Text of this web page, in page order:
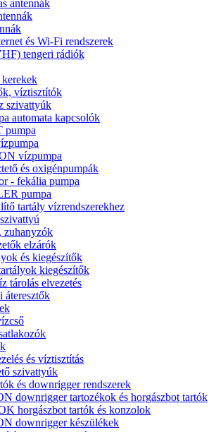
antennák
és Wi-Fi rendszerek
tengeri rádiók
víztisztítók
szivattyúk
automata kapcsolók
pumpa
vízpumpa
és oxigénpumpák
- fekália pumpa
pumpa
tartály vízrendszerekhez
zuhanyzók
elzárók
és kiegészítők
kiegészítők
tárolás elvezetés
áteresztők
és víztisztítás
szivattyúk
és downrigger rendszerek
downrigger tartozékok és horgászbot tartók
horgászbot tartók és konzolok
downrigger készülékek